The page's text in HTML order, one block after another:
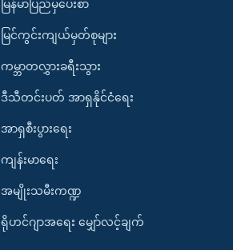
မြန်မာပြည်မှပေးစာ
မြင်ကွင်းကျယ်မှတ်စုများ
ကမ္ဘာတလွှားခရီးသွား
ဒီသီတင်းပတ် အာရှနိုင်ငံရေး
အာရှစီးပွားရေး
ကျန်းမာရေး
အမျိုးသမီးကဏ္ဍ
ရိုဟင်ဂျာအရေး မျှော်လင့်ချက်